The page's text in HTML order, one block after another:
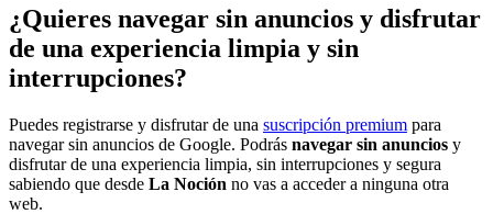
¿Quieres navegar sin anuncios y disfrutar
de una experiencia limpia y sin
interrupciones?
Puedes registrarse y disfrutar de una suscripción premium para
navegar sin anuncios de Google. Podrás navegar sin anuncios y
disfrutar de una experiencia limpia, sin interrupciones y segura
sabiendo que desde La Noción no vas a acceder a ninguna otra
web.